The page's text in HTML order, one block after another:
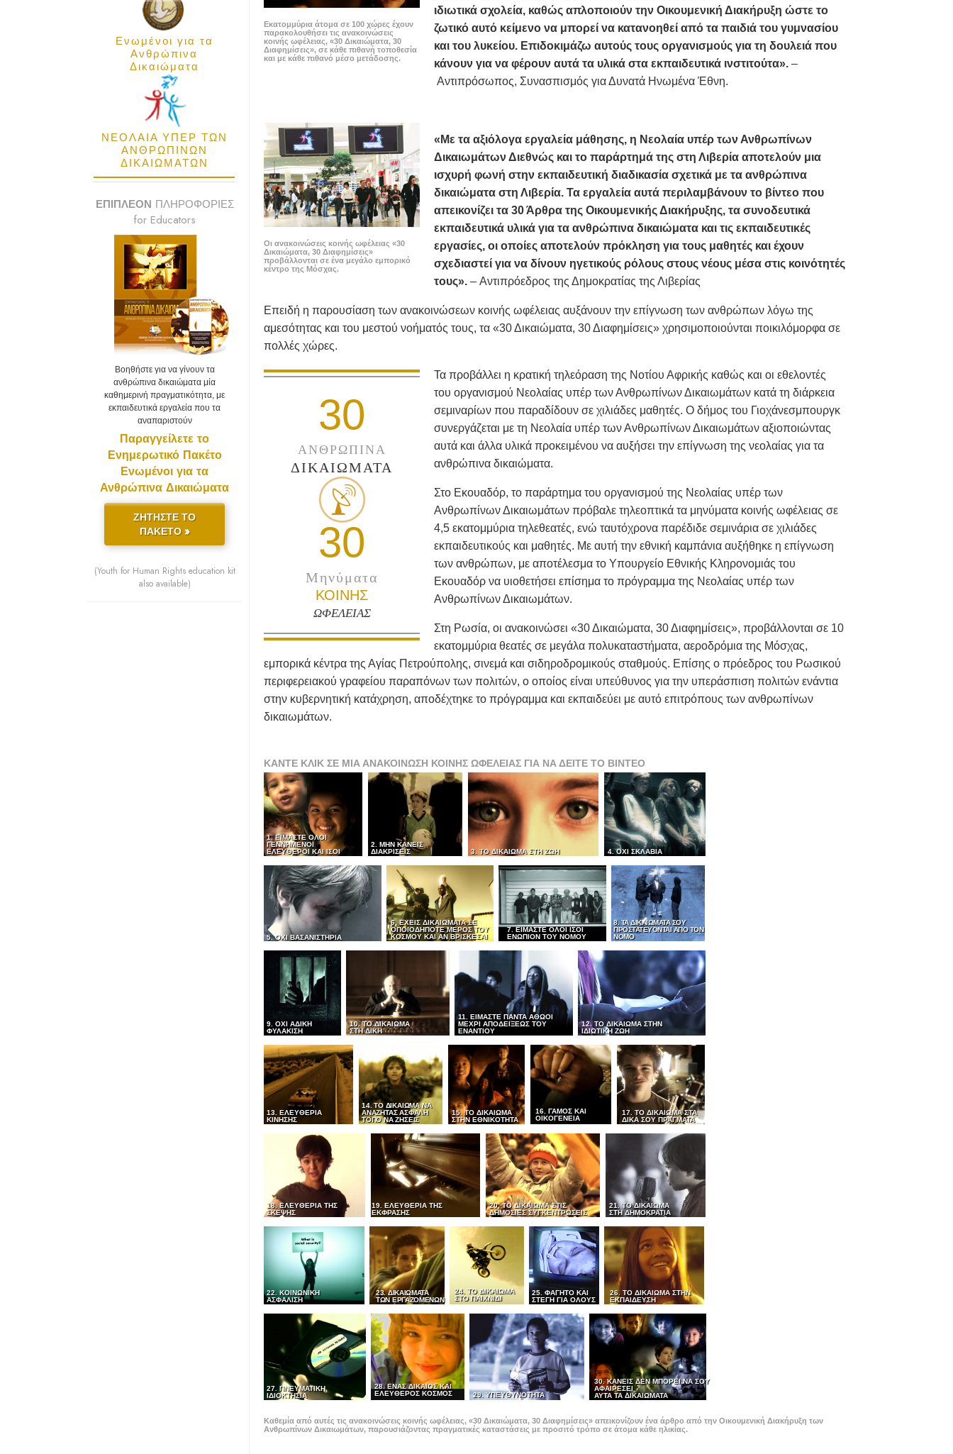
Εκατομμύρια άτομα σε 100 χώρες έχουν
παρακολουθήσει τις ανακοινώσεις
κοινής ωφέλειας, «30 Δικαιώματα, 30
Διαφημίσεις», σε κάθε πιθανή τοποθεσία
και με κάθε πιθανό μέσο μετάδοσης.
ιδιωτικά σχολεία, καθώς απλοποιούν την Οικουμενική Διακήρυξη ώστε το
ζωτικό αυτό κείμενο να μπορεί να κατανοηθεί από τα παιδιά του γυμνασίου
και του λυκείου. Επιδοκιμάζω αυτούς τους οργανισμούς για τη δουλειά που
κάνουν για να φέρουν αυτά τα υλικά στα εκπαιδευτικά ινστιτούτα». –
Αντιπρόσωπος, Συνασπισμός για Δυνατά Ηνωμένα Έθνη.
Οι ανακοινώσεις κοινής ωφέλειας «30
Δικαιώματα, 30 Διαφημίσεις»
προβάλλονται σε ένα μεγάλο εμπορικό
κέντρο της Μόσχας.
«Με τα αξιόλογα εργαλεία μάθησης, η Νεολαία υπέρ των Ανθρωπίνων
Δικαιωμάτων Διεθνώς και το παράρτημά της στη Λιβερία αποτελούν μια
ισχυρή φωνή στην εκπαιδευτική διαδικασία σχετικά με τα ανθρώπινα
δικαιώματα στη Λιβερία. Τα εργαλεία αυτά περιλαμβάνουν το βίντεο που
απεικονίζει τα 30 Άρθρα της Οικουμενικής Διακήρυξης, τα συνοδευτικά
εκπαιδευτικά υλικά για τα ανθρώπινα δικαιώματα και τις εκπαιδευτικές
εργασίες, οι οποίες αποτελούν πρόκληση για τους μαθητές και έχουν
σχεδιαστεί για να δίνουν ηγετικούς ρόλους στους νέους μέσα στις κοινότητές
τους». – Αντιπρόεδρος της Δημοκρατίας της Λιβερίας
Επειδή η παρουσίαση των ανακοινώσεων κοινής ωφέλειας αυξάνουν την επίγνωση των ανθρώπων λόγω της
αμεσότητας και του μεστού νοήματός τους, τα «30 Δικαιώματα, 30 Διαφημίσεις» χρησιμοποιούνται ποικιλόμορφα σε
πολλές χώρες.
30
ΑΝΘΡΩΠΙΝΑ
ΔΙΚΑΙΩΜΑΤΑ
30
Μηνύματα
ΚΟΙΝΗΣ
ΩΦΕΛΕΙΑΣ
Τα προβάλλει η κρατική τηλεόραση της Νοτίου Αφρικής καθώς και οι εθελοντές
του οργανισμού Νεολαίας υπέρ των Ανθρωπίνων Δικαιωμάτων κατά τη διάρκεια
σεμιναρίων που παραδίδουν σε χιλιάδες μαθητές. Ο δήμος του Γιοχάνεσμπουργκ
συνεργάζεται με τη Νεολαία υπέρ των Ανθρωπίνων Δικαιωμάτων αξιοποιώντας
αυτά και άλλα υλικά προκειμένου να αυξήσει την επίγνωση της νεολαίας για τα
ανθρώπινα δικαιώματα.
Στο Εκουαδόρ, το παράρτημα του οργανισμού της Νεολαίας υπέρ των
Ανθρωπίνων Δικαιωμάτων πρόβαλε τηλεοπτικά τα μηνύματα κοινής ωφέλειας σε
4,5 εκατομμύρια τηλεθεατές, ενώ ταυτόχρονα παρέδιδε σεμινάρια σε χιλιάδες
εκπαιδευτικούς και μαθητές. Με αυτή την εθνική καμπάνια αυξήθηκε η επίγνωση
των ανθρώπων, με αποτέλεσμα το Υπουργείο Εθνικής Κληρονομιάς του
Εκουαδόρ να υιοθετήσει επίσημα το πρόγραμμα της Νεολαίας υπέρ των
Ανθρωπίνων Δικαιωμάτων.
Στη Ρωσία, οι ανακοινώσει «30 Δικαιώματα, 30 Διαφημίσεις», προβάλλονται σε 10
εκατομμύρια θεατές σε μεγάλα πολυκαταστήματα, αεροδρόμια της Μόσχας,
εμπορικά κέντρα της Αγίας Πετρούπολης, σινεμά και σιδηροδρομικούς σταθμούς. Επίσης ο πρόεδρος του Ρωσικού
περιφερειακού γραφείου παραπόνων των πολιτών, ο οποίος είναι υπεύθυνος για την υπεράσπιση πολιτών ενάντια
στην κυβερνητική κατάχρηση, αποδέχτηκε το πρόγραμμα και εκπαιδεύει με αυτό επιτρόπους των ανθρωπίνων
δικαιωμάτων.
ΚΑΝΤΕ ΚΛΙΚ ΣΕ ΜΙΑ ΑΝΑΚΟΙΝΩΣΗ ΚΟΙΝΗΣ ΩΦΕΛΕΙΑΣ ΓΙΑ ΝΑ ΔΕΙΤΕ ΤΟ ΒΙΝΤΕΟ
1. ΕΙΜΑΣΤΕ ΟΛΟΙ
ΓΕΝΝΗΜΕΝΟΙ
ΕΛΕΥΘΕΡΟΙ ΚΑΙ ΙΣΟΙ
2. ΜΗΝ ΚΑΝΕΙΣ
ΔΙΑΚΡΙΣΕΙΣ
3. ΤΟ ΔΙΚΑΙΩΜΑ ΣΤΗ ΖΩΗ 4. ΟΧΙ ΣΚΛΑΒΙΑ
5. ΟΧΙ ΒΑΣΑΝΙΣΤΗΡΙΑ
6. ΕΧΕΙΣ ΔΙΚΑΙΩΜΑΤΑ ΣΕ
ΟΠΟΙΟΔΗΠΟΤΕ ΜΕΡΟΣ ΤΟΥ
ΚΟΣΜΟΥ ΚΑΙ ΑΝ ΒΡΙΣΚΕΣΑΙ
7. ΕΙΜΑΣΤΕ ΟΛΟΙ ΙΣΟΙ
ΕΝΩΠΙΟΝ ΤΟΥ ΝΟΜΟΥ
8. ΤΑ ΔΙΚΑΙΩΜΑΤΑ ΣΟΥ
ΠΡΟΣΤΑΤΕΥΟΝΤΑΙ ΑΠΟ ΤΟΝ
ΝΟΜΟ
9. ΟΧΙ ΑΔΙΚΗ
ΦΥΛΑΚΙΣΗ
10. ΤΟ ΔΙΚΑΙΩΜΑ
ΣΤΗ ΔΙΚΗ
11. ΕΙΜΑΣΤΕ ΠΑΝΤΑ ΑΘΩΟΙ
ΜΕΧΡΙ ΑΠΟΔΕΙΞΕΩΣ ΤΟΥ
ΕΝΑΝΤΙΟΥ
12. ΤΟ ΔΙΚΑΙΩΜΑ ΣΤΗΝ
ΙΔΙΩΤΙΚΗ ΖΩΗ
13. ΕΛΕΥΘΕΡΙΑ
ΚΙΝΗΣΗΣ
14. ΤΟ ΔΙΚΑΙΩΜΑ ΝΑ
ΑΝΑΖΗΤΑΣ ΑΣΦΑΛΗ
ΤΟΠΟ ΝΑ ΖΗΣΕΙΣ
15. ΤΟ ΔΙΚΑΙΩΜΑ
ΣΤΗΝ ΕΘΝΙΚΟΤΗΤΑ
16. ΓΑΜΟΣ ΚΑΙ
ΟΙΚΟΓΕΝΕΙΑ
17. ΤΟ ΔΙΚΑΙΩΜΑ ΣΤΑ
ΔΙΚΑ ΣΟΥ ΠΡΑΓΜΑΤΑ
18. ΕΛΕΥΘΕΡΙΑ ΤΗΣ
ΣΚΕΨΗΣ
19. ΕΛΕΥΘΕΡΙΑ ΤΗΣ
ΕΚΦΡΑΣΗΣ
20. ΤΟ ΔΙΚΑΙΩΜΑ ΣΤΙΣ
ΔΗΜΟΣΙΕΣ ΣΥΓΚΕΝΤΡΩΣΕΙΣ
21. ΤΟ ΔΙΚΑΙΩΜΑ
ΣΤΗ ΔΗΜΟΚΡΑΤΙΑ
22. ΚΟΙΝΩΝΙΚΗ
ΑΣΦΑΛΙΣΗ
23. ΔΙΚΑΙΩΜΑΤΑ
ΤΩΝ ΕΡΓΑΖΟΜΕΝΩΝ
24. ΤΟ ΔΙΚΑΙΩΜΑ
ΣΤΟ ΠΑΙΧΝΙΔΙ
25. ΦΑΓΗΤΟ ΚΑΙ
ΣΤΕΓΗ ΓΙΑ ΟΛΟΥΣ
26. ΤΟ ΔΙΚΑΙΩΜΑ ΣΤΗΝ
ΕΚΠΑΙΔΕΥΣΗ
27. ΠΝΕΥΜΑΤΙΚΗ
ΙΔΙΟΚΤΗΣΙΑ
28. ΕΝΑΣ ΔΙΚΑΙΟΣ ΚΑΙ
ΕΛΕΥΘΕΡΟΣ ΚΟΣΜΟΣ
29. ΥΠΕΥΘΥΝΟΤΗΤΑ
30. ΚΑΝΕΙΣ ΔΕΝ ΜΠΟΡΕΙ ΝΑ ΣΟΥ
ΑΦΑΙΡΕΣΕΙ
ΑΥΤΑ ΤΑ ΔΙΚΑΙΩΜΑΤΑ
Καθεμία από αυτές τις ανακοινώσεις κοινής ωφέλειας, «30 Δικαιώματα, 30 Διαφημίσεις» απεικονίζουν ένα άρθρο από την Οικουμενική Διακήρυξη των
Ανθρωπίνων Δικαιωμάτων, παρουσιάζοντας πραγματικές καταστάσεις με προσιτό τρόπο σε άτομα κάθε ηλικίας.
Ενωμένοι για τα
Ανθρώπινα
Δικαιώματα
ΝΕΟΛΑΙΑ ΥΠΕΡ ΤΩΝ
ΑΝΘΡΩΠΙΝΩΝ
ΔΙΚΑΙΩΜΑΤΩΝ
ΕΠΙΠΛΕΟΝ ΠΛΗΡΟΦΟΡΙΕΣ
for Educators
Βοηθήστε για να γίνουν τα
ανθρώπινα δικαιώματα μία
καθημερινή πραγματικότητα, με
εκπαιδευτικά εργαλεία που τα
αναπαριστούν
Παραγγείλετε το
Ενημερωτικό Πακέτο
Ενωμένοι για τα
Ανθρώπινα Δικαιώματα
ΖΗΤΗΣΤΕ ΤΟ
ΠΑΚΕΤΟ »
(Youth for Human Rights education kit
also available)